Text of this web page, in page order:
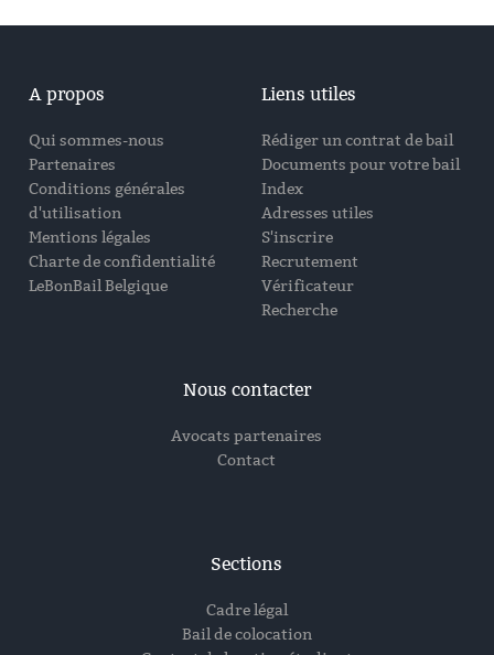
A propos
Qui sommes-nous
Partenaires
Conditions générales
d'utilisation
Mentions légales
Charte de confidentialité
LeBonBail Belgique
Liens utiles
Rédiger un contrat de bail
Documents pour votre bail
Index
Adresses utiles
S'inscrire
Recrutement
Vérificateur
Recherche
Nous contacter
Avocats partenaires
Contact
Sections
Cadre légal
Bail de colocation